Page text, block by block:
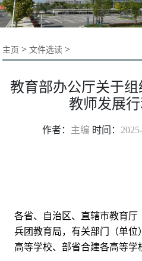
主页 >文件选读 >
教育部办公厅关于
教师发展
作者： 主编 时间：
各省、自治区、直辖市教育
兵团教育局，有关部门（单
高等学校、部省合建各高等学